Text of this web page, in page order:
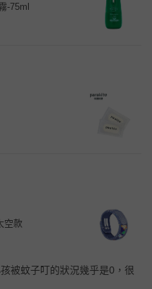
-75ml
空款
被蚊子叮的狀況幾乎是0，很